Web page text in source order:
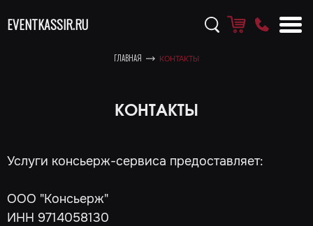
EVENTKASSIR.RU
ГЛАВНАЯ КОНТАКТЫ
КОНТАКТЫ
Услуги консьерж-сервиса предоставляет:
ООО "Консьерж"
ИНН 9714058130